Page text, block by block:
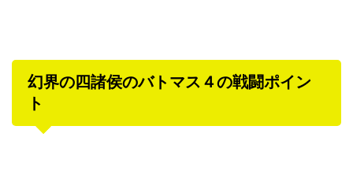
幻界の四諸侯のバトマス４の戦闘ポイン
ト